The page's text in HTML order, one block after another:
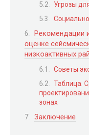
Угрозы
Рекомендации
оценке
низкоактивных
Советы
Таблица.
зонах
Заключение